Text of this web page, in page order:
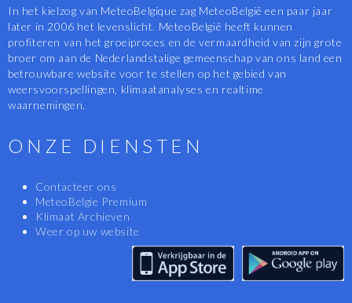
In het kielzog van MeteoBelgique zag MeteoBelgië een paar jaar
later in 2006 het levenslicht. MeteoBelgië heeft kunnen
profiteren van het groeiproces en de vermaardheid van zijn grote
broer om aan de Nederlandstalige gemeenschap van ons land een
betrouwbare website voor te stellen op het gebied van
weersvoorspellingen, klimaatanalyses en realtime
waarnemingen.
ONZE DIENSTEN
Contacteer ons
MeteoBelgie Premium
Klimaat Archieven
Weer op uw website